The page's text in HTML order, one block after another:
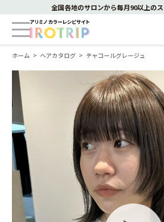
全国各地のサロンから毎月90以上の
ホーム ヘアカタログ チャコールグレージュ